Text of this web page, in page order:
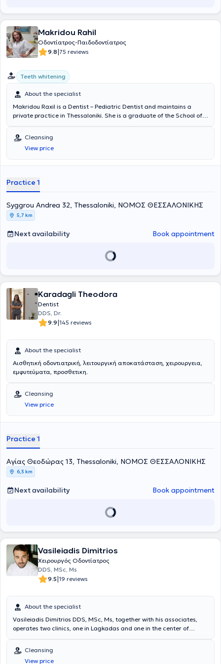
Makridou Rahil
Οδοντίατρος-Παιδοδοντίατρος
9.8|75 reviews
Teeth whitening
About the specialist
Makridou Raxil is a Dentist – Pediatric Dentist and maintains a
private practice in Thessaloniki. She is a graduate of the School of
advanced training in pediatric dentistry at the Aarhus School of
Dentistry in Denmark and the University of Leeds in England. She
has extensive academic and professional experience in the field and
her practice caters to the needs of both children and adults.
Cleansing
View price
Practice 1
Syggrou Andrea 32, Thessaloniki, ΝΟΜΟΣ ΘΕΣΣΑΛΟΝΙΚΗΣ
5,7 km
Next availability Book appointment
Karadagli Theodora
Dentist
DDS, Dr.
9.9|145 reviews
About the specialist
Αισθητική οδοντιατρική, λειτουργική αποκατάσταση, χειρουργεια,
εμφυτεύματα, προσθετικη.
Cleansing
View price
Practice 1
Aγίας Θεοδώρας 13, Thessaloniki, ΝΟΜΟΣ ΘΕΣΣΑΛΟΝΙΚΗΣ
6,3 km
Next availability Book appointment
Vasileiadis Dimitrios
Χειρουργός Οδοντίατρος
DDS, MSc, Ms
9.5|19 reviews
About the specialist
Vasileiadis Dimitrios DDS, MSc, Ms, together with his associates,
operates two clinics, one in Lagkadas and one in the center of
Aesthetic Dentistry. He is a graduate of the Dental School of
Aristotle University of Thessaloniki and holds postgraduate degrees
Cleansing
View price